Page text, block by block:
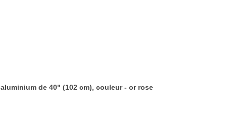
de 40" (102 cm), couleur - or rose